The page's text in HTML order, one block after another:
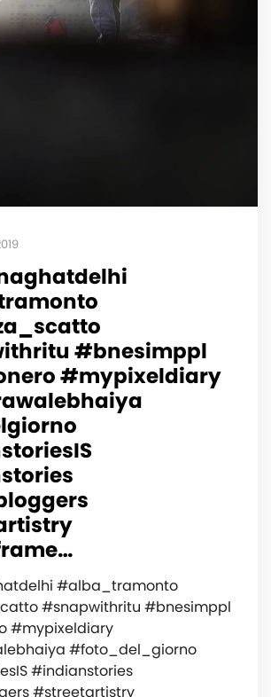
#bnesimppl
#mypixeldiary
#alba_tramonto
#snapwithritu #bnesimppl
#mypixeldiary
#foto_del_giorno
#indianstories
#streetartistry